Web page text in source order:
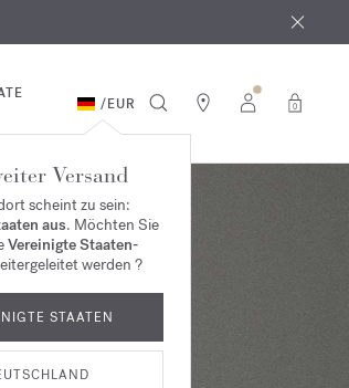
/EUR 0
Versand
scheint zu sein:
aus. Möchten Sie
Vereinigte Staaten-
werden ?
STAATEN